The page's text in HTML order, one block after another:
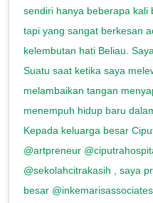
sendiri hanya beberapa kali
tapi yang sangat berkesan
kelembutan hati Beliau.
Suatu saat ketika saya
melambaikan tangan
menempuh hidup baru
Kepada keluarga besar
@artpreneur
@sekolahcitrakasih , saya
besar